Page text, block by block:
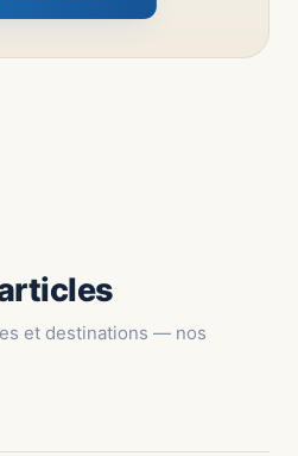
et destinations — nos